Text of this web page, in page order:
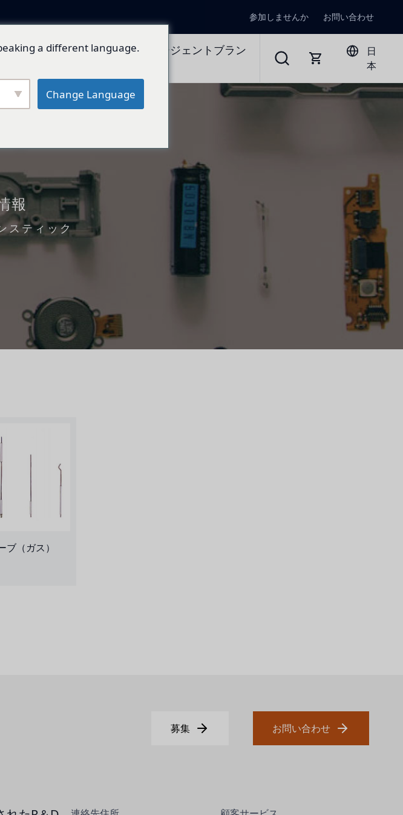
参加しませんか お問い合わせ
技術開
ジェネラルエージェントブラン
日
本
報
スティック
ブ（ガス）
募集 お問い合わせ
a different language.
Change Language